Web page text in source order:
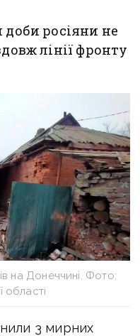
росіяни не
лінії фронту
на Донеччині. Фото:
області
3 мирних